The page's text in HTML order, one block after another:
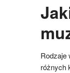
Rodzaje
różnych